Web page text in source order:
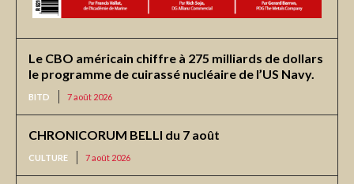
Le CBO américain chiffre à 275 milliards de dollars
le programme de cuirassé nucléaire de l’US Navy.
BITD 7 août 2026
CHRONICORUM BELLI du 7 août
CULTURE 7 août 2026